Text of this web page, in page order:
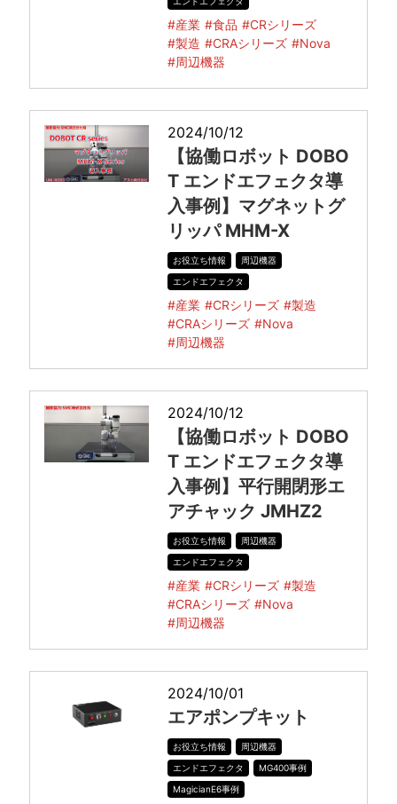
#産業 #食品 #CRシリーズ
#製造 #CRAシリーズ #Nova
#周辺機器
2024/10/12
【協働ロボット DOBO
T エンドエフェクタ導
入事例】マグネットグ
リッパ MHM-X
お役立ち情報
周辺機器
エンドエフェクタ
#産業 #CRシリーズ #製造
#CRAシリーズ #Nova
#周辺機器
2024/10/12
【協働ロボット DOBO
T エンドエフェクタ導
入事例】平行開閉形エ
アチャック JMHZ2
お役立ち情報
周辺機器
エンドエフェクタ
#産業 #CRシリーズ #製造
#CRAシリーズ #Nova
#周辺機器
2024/10/01
エアポンプキット
お役立ち情報
周辺機器
エンドエフェクタ
MG400事例
MagicianE6事例